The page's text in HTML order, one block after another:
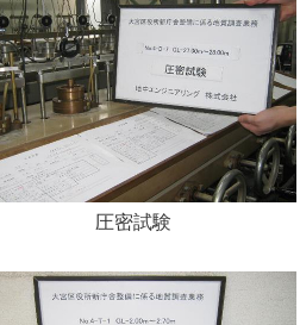
圧密試験